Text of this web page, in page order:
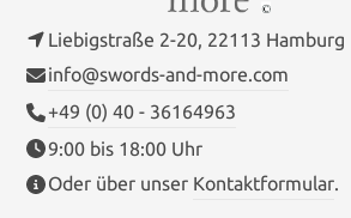
Liebigstraße 2-20, 22113 Hamburg
info@swords-and-more.com
+49 (0) 40 - 36164963
9:00 bis 18:00 Uhr
Oder über unser Kontaktformular.